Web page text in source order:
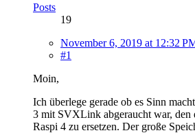
Posts
19
November 6, 2019 at 12:32
#1
Moin,
Ich überlege gerade ob es Sinn
3 mit SVXLink abgeraucht war, den
Raspi 4 zu ersetzen. Der große